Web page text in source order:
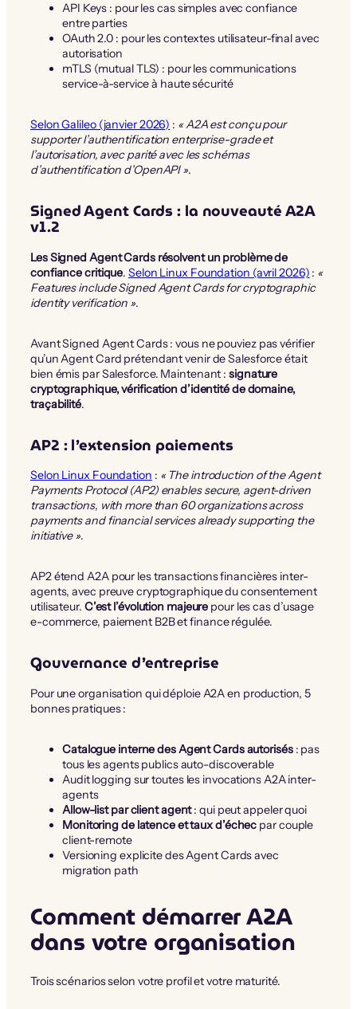
API Keys : pour les cas simples avec confiance
entre parties
OAuth 2.0 : pour les contextes utilisateur-final avec
autorisation
mTLS (mutual TLS) : pour les communications
service-à-service à haute sécurité
Selon Galileo (janvier 2026) : « A2A est conçu pour
supporter l’authentification enterprise-grade et
l’autorisation, avec parité avec les schémas
d’authentification d’OpenAPI ».
Signed Agent Cards : la nouveauté A2A
v1.2
Les Signed Agent Cards résolvent un problème de
confiance critique.Selon Linux Foundation (avril 2026) : «
Features include Signed Agent Cards for cryptographic
identity verification ».
Avant Signed Agent Cards : vous ne pouviez pas vérifier
qu’un Agent Card prétendant venir de Salesforce était
bien émis par Salesforce. Maintenant :signature
cryptographique, vérification d’identité de domaine,
traçabilité.
AP2 : l’extension paiements
Selon Linux Foundation : « The introduction of the Agent
Payments Protocol (AP2) enables secure, agent-driven
transactions, with more than 60 organizations across
payments and financial services already supporting the
initiative ».
AP2 étend A2A pour les transactions financières inter-
agents, avec preuve cryptographique du consentement
utilisateur. C’est l’évolution majeure pour les cas d’usage
e-commerce, paiement B2B et finance régulée.
Gouvernance d’entreprise
Pour une organisation qui déploie A2A en production, 5
bonnes pratiques :
Catalogue interne des Agent Cards autorisés: pas
tous les agents publics auto-discoverable
Audit logging sur toutes les invocations A2A inter-
agents
Allow-list par client agent: qui peut appeler quoi
Monitoring de latence et taux d’échec par couple
client-remote
Versioning explicite des Agent Cards avec
migration path
Comment démarrer A2A
dans votre organisation
Trois scénarios selon votre profil et votre maturité.